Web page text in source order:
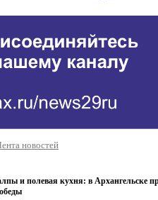
новостей
и полевая кухня: в Архангельске